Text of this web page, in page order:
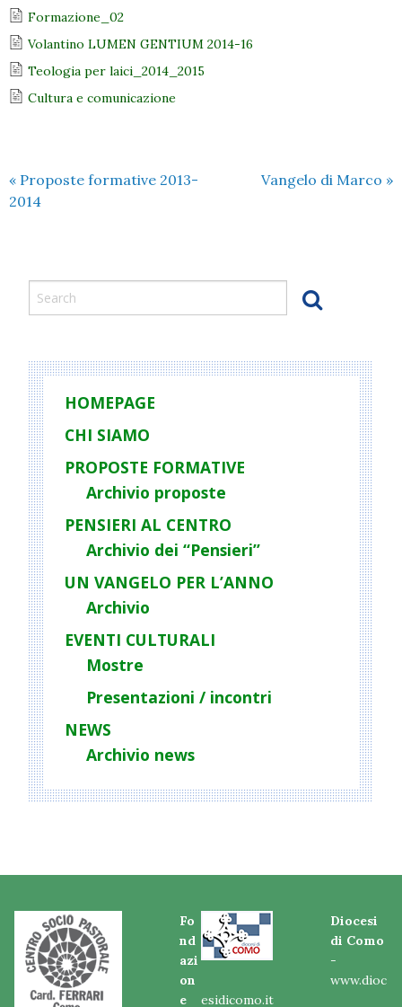
Formazione_02
Volantino LUMEN GENTIUM 2014-16
Teologia per laici_2014_2015
Cultura e comunicazione
« Proposte formative 2013-
2014
Vangelo di Marco »
HOMEPAGE
CHI SIAMO
PROPOSTE FORMATIVE
Archivio proposte
PENSIERI AL CENTRO
Archivio dei “Pensieri”
UN VANGELO PER L’ANNO
Archivio
EVENTI CULTURALI
Mostre
Presentazioni / incontri
NEWS
Archivio news
Fo
nd
azi
on
e
Diocesi
di Como
-
www.dioc
esidicomo.it